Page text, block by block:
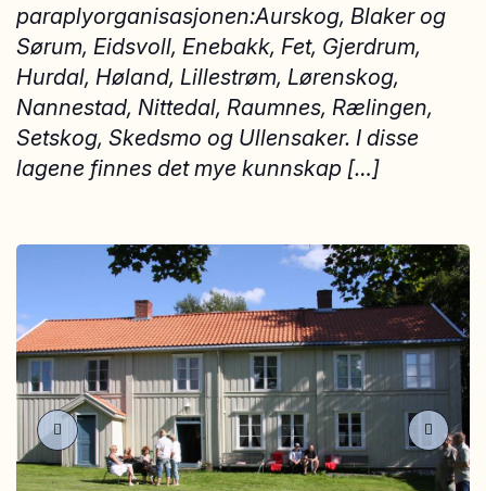
paraplyorganisasjonen:Aurskog, Blaker og
Sørum, Eidsvoll, Enebakk, Fet, Gjerdrum,
Hurdal, Høland, Lillestrøm, Lørenskog,
Nannestad, Nittedal, Raumnes, Rælingen,
Setskog, Skedsmo og Ullensaker. I disse
lagene finnes det mye kunnskap […]